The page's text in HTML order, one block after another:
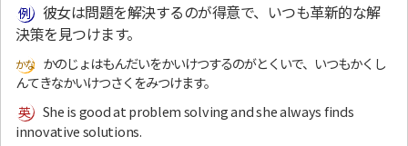
彼女は問題を解決するのが得意で、いつも革新的な解
決策を見つけます。
かのじょはもんだいをかいけつするのがとくいで、いつもかくし
んてきなかいけつさくをみつけます。
She is good at problem solving and she always finds
innovative solutions.